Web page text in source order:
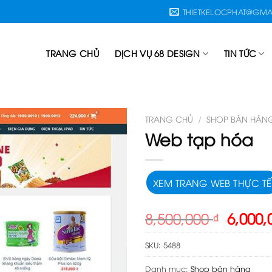
TRANG CHỦ DỊCH VỤ 68 DESIGN TIN TỨC
TRANG CHỦ / SHOP BÁN
Web tạp hóa
XEM TRANG WEB THỰC TẾ
8,500,000₫ Giá
gốc
SKU: 5488
Danh mục: Shop bán hàng